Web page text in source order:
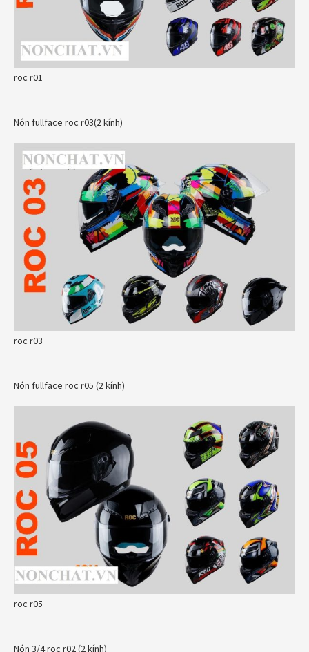
roc r01
Nón fullface roc r03(2 kính)
roc r03
Nón fullface roc r05 (2 kính)
roc r05
Nón 3/4 roc r02 (2 kính)